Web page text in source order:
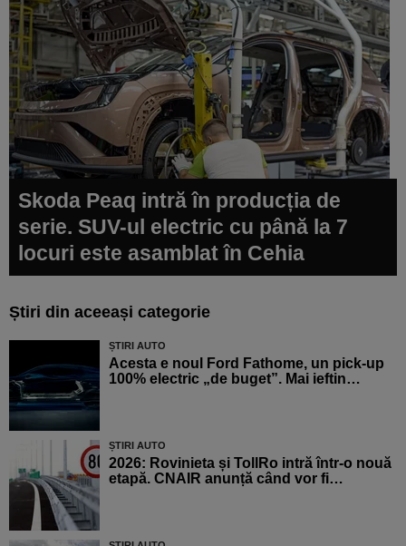
Skoda Peaq intră în producția de
serie. SUV-ul electric cu până la 7
locuri este asamblat în Cehia
Știri din aceeași categorie
ȘTIRI AUTO
Acesta e noul Ford Fathome, un pick-up
100% electric „de buget”. Mai ieftin…
ȘTIRI AUTO
2026: Rovinieta și TollRo intră într-o nouă
etapă. CNAIR anunță când vor fi…